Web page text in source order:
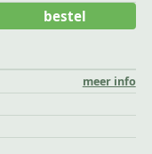
meer info
bestel